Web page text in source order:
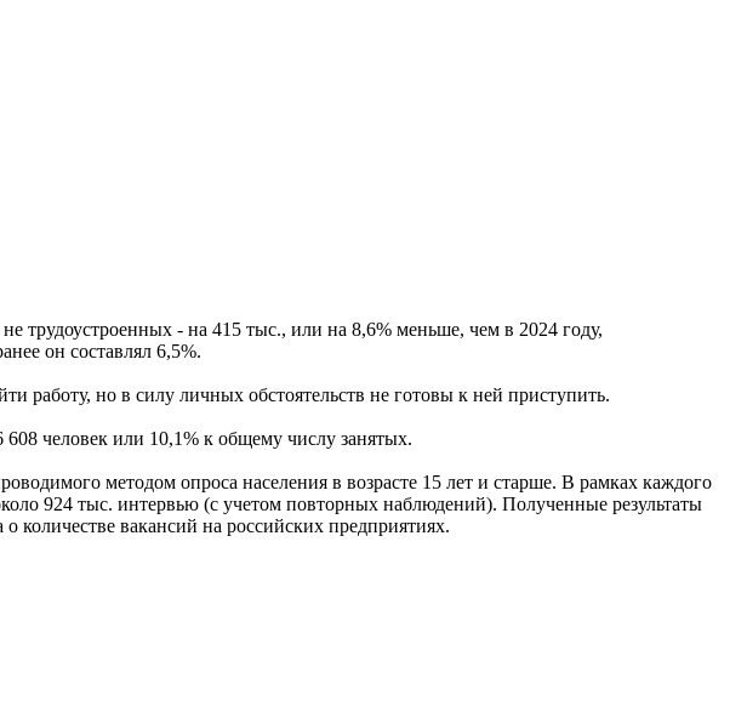
трудоустроенных - на 415 тыс., или на 8,6% меньше, чем в 2024 году,
он составлял 6,5%.
работу, но в силу личных обстоятельств не готовы к ней приступить.
608 человек или 10,1% к общему числу занятых.
методом опроса населения в возрасте 15 лет и старше. В рамках каждого
924 тыс. интервью (с учетом повторных наблюдений). Полученные результаты
количестве вакансий на российских предприятиях.